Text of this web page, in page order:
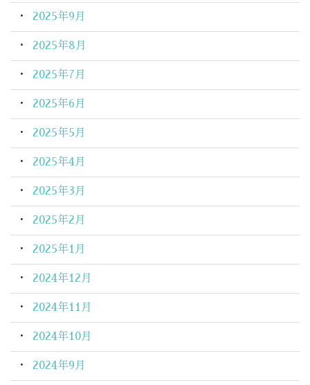
2025年9月
2025年8月
2025年7月
2025年6月
2025年5月
2025年4月
2025年3月
2025年2月
2025年1月
2024年12月
2024年11月
2024年10月
2024年9月